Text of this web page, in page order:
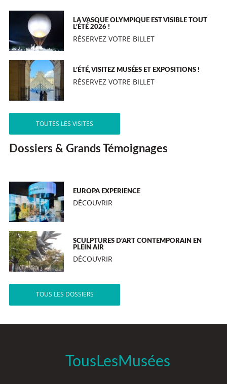
LA VASQUE OLYMPIQUE EST VISIBLE TOUT
L’ÉTÉ 2026 !
RÉSERVEZ VOTRE BILLET
L’ÉTÉ, VISITEZ MUSÉES ET EXPOSITIONS !
RÉSERVEZ VOTRE BILLET
TOUTES LES VISITES
Dossiers & Grands Témoignages
EUROPA EXPERIENCE
DÉCOUVRIR
SCULPTURES D’ART CONTEMPORAIN EN
PLEIN AIR
DÉCOUVRIR
TOUS LES DOSSIERS
TousLesMusées